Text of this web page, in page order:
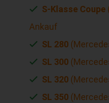
S-Klasse Coupe
Ankauf
SL 280
SL 300
SL 320
SL 350